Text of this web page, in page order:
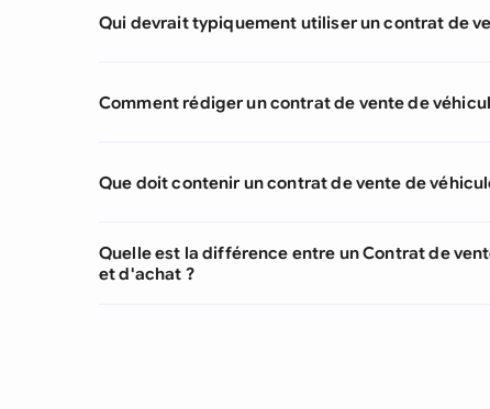
Qui devrait typiquement utiliser un contrat de
Comment rédiger un contrat de vente de
Que doit contenir un contrat de vente de
Quelle est la différence entre un Contrat de
et d'achat ?